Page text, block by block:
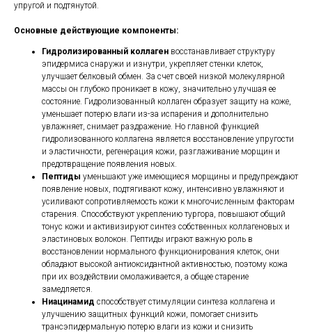
упругой и подтянутой.
Основные действующие компоненты:
Гидролизированный коллаген восстанавливает структуру
эпидермиса снаружи и изнутри, укрепляет стенки клеток,
улучшает белковый обмен. За счет своей низкой молекулярной
массы он глубоко проникает в кожу, значительно улучшая ее
состояние. Гидролизованный коллаген образует защиту на коже,
уменьшает потерю влаги из-за испарения и дополнительно
увлажняет, снимает раздражение. Но главной функцией
гидролизованного коллагена является восстановление упругости
и эластичности, регенерация кожи, разглаживание морщин и
предотвращение появления новых.
Пептиды уменьшают уже имеющиеся морщины и предупреждают
появление новых, подтягивают кожу, интенсивно увлажняют и
усиливают сопротивляемость кожи к многочисленным факторам
старения. Способствуют укреплению тургора, повышают общий
тонус кожи и активизируют синтез собственных коллагеновых и
эластиновых волокон. Пептиды играют важную роль в
восстановлении нормального функционирования клеток, они
обладают высокой антиоксидантной активностью, поэтому кожа
при их воздействии омолаживается, а общее старение
замедляется.
Ниацинамид способствует стимуляции синтеза коллагена и
улучшению защитных функций кожи, помогает снизить
трансэпидермальную потерю влаги из кожи и снизить